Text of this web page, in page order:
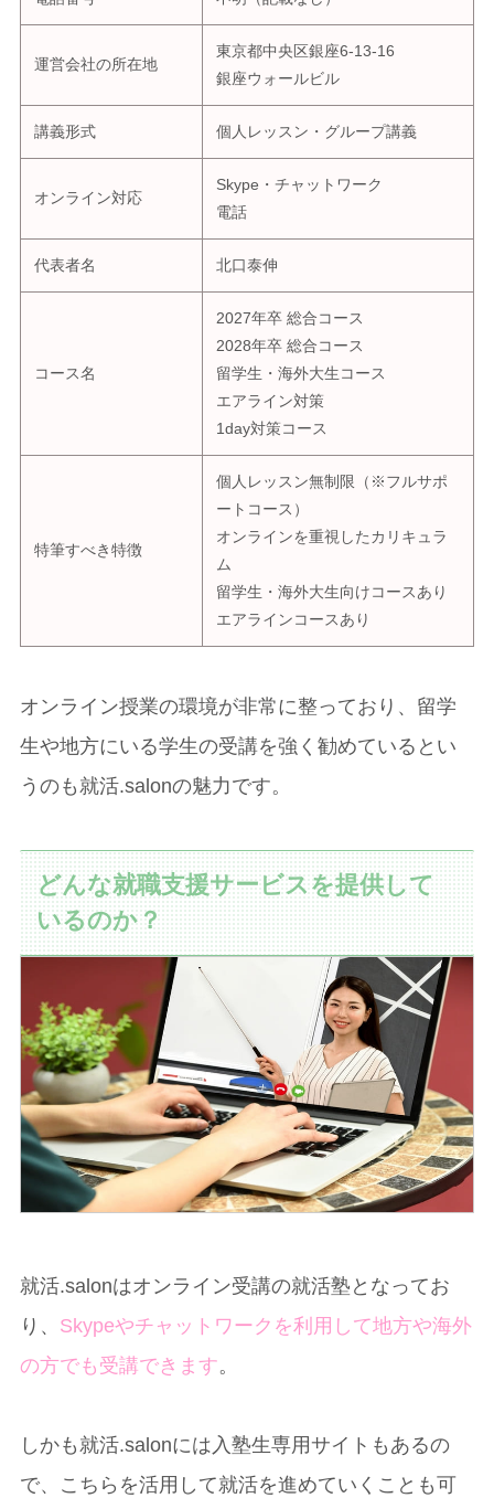
運営会社の所在地
東京都中央区銀座6-13-16
銀座ウォールビル
講義形式 個人レッスン・グループ講義
オンライン対応
Skype・チャットワーク
電話
代表者名 北口泰伸
コース名
2027年卒 総合コース
2028年卒 総合コース
留学生・海外大生コース
エアライン対策
1day対策コース
特筆すべき特徴
個人レッスン無制限（※フルサポ
ートコース）
オンラインを重視したカリキュラ
ム
留学生・海外大生向けコースあり
エアラインコースあり
オンライン授業の環境が非常に整っており、留学
生や地方にいる学生の受講を強く勧めているとい
うのも就活.salonの魅力です。
どんな就職支援サービスを提供して
いるのか？
就活.salonはオンライン受講の就活塾となってお
り、 Skypeやチャットワークを利用して地方や海外
の方でも受講できます。
しかも就活.salonには入塾生専用サイトもあるの
で、こちらを活用して就活を進めていくことも可